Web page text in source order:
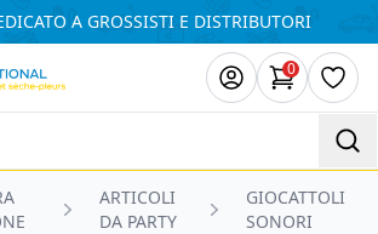
A GROSSISTI E DISTRIBUTORI
0
Articoli
ARTICOLI
DA PARTY
GIOCATTOLI
SONORI
dei cookies